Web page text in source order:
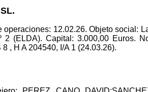
operaciones: 12.02.26. Objeto social:
(ELDA). Capital: 3.000,00 Euros.
, H A 204540, I/A 1 (24.03.26).